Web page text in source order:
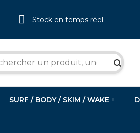
Stock en temps réel
search
SURF / BODY / SKIM / WAKE